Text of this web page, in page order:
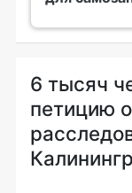
6 тысяч
петицию